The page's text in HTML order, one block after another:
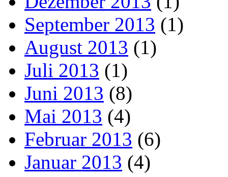
September 2013 (1)
August 2013 (1)
Juli 2013 (1)
Juni 2013 (8)
Mai 2013 (4)
Februar 2013 (6)
Januar 2013 (4)